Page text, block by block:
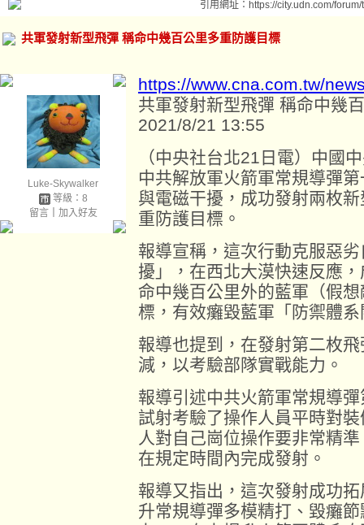
引用網址：https://city.udn.com/
共軍發射新型飛彈 稱命中幾百公里多重防護目標
Luke-Skywalker
等級：8
留言｜ 加入好友
https://www.cna.com.tw/
共軍發射新型飛彈 稱命中幾
2021/8/21 13:55
（中央社台北21日電）中國
中共解放軍火箭軍常規導彈
與電磁干擾，成功發射兩枚
重防護目標。
報導宣稱，這次行動克服惡
擾」，在西北大漠快速反應
命中幾百公里外的藍軍（假
標，有效癱毀藍軍「防禦體
報導也提到，在發射第二枚
減，以考驗部隊實戰能力。
報導引述中共火箭軍常規導
試射考驗了操作人員平時對
人對自己崗位操作要非常精
在規定時間內完成發射。
報導又指出，這次發射成功
升常規導彈多模精打、毀癱